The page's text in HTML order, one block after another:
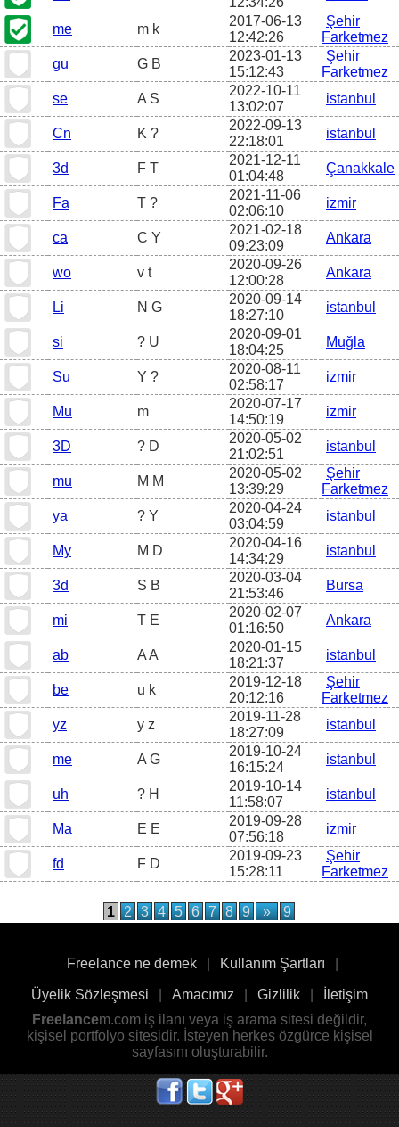
me m k
2017-06-13
12:42:26
Şehir
Farketmez
gu
G B
2023-01-13
15:12:43
Şehir
Farketmez
se
A S
2022-10-11
13:02:07
istanbul
Cn K ?
2022-09-13
22:18:01
istanbul
3d F T
2021-12-11
01:04:48
Çanakkale
Fa T ?
2021-11-06
02:06:10
izmir
ca C Y
2021-02-18
09:23:09
Ankara
wo v t
2020-09-26
12:00:28
Ankara
Li N G
2020-09-14
18:27:10
istanbul
si ? U
2020-09-01
18:04:25
Muğla
Su Y ?
2020-08-11
02:58:17
izmir
Mu m
2020-07-17
14:50:19
izmir
3D ? D
2020-05-02
21:02:51
istanbul
mu M M
2020-05-02
13:39:29
Şehir
Farketmez
ya
? Y
2020-04-24
03:04:59
istanbul
My M D
2020-04-16
14:34:29
istanbul
3d S B
2020-03-04
21:53:46
Bursa
mi T E
2020-02-07
01:16:50
Ankara
ab A A
2020-01-15
18:21:37
istanbul
be u k
2019-12-18
20:12:16
Şehir
Farketmez
yz
y z
2019-11-28
18:27:09
istanbul
me A G
2019-10-24
16:15:24
istanbul
uh ? H
2019-10-14
11:58:07
istanbul
Ma E E
2019-09-28
07:56:18
izmir
fd F D
2019-09-23
15:28:11
Şehir
Farketmez
1 2 3 4 5 6 7 8 9 » 9
Freelance ne demek Kullanım Şartları
Üyelik Sözleşmesi Amacımız Gizlilik
İletişim
Freelancem.com iş ilanı veya iş arama sitesi değildir,
kişisel portfolyo sitesidir. İsteyen herkes özgürce kişisel
sayfasını oluşturabilir.